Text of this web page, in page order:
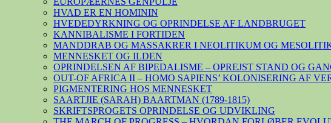
HVAD ER EN HOMININ
HVEDEDYRKNING OG OPRINDELSE AF LANDBRUGET
KANNIBALISME I FORTIDEN
MANDDRAB OG MASSAKRER I NEOLITIKUM OG
MENNESKET OG ILDEN
OPRINDELSEN AF BIPEDALISME – OPREJST STAND OG
OUT-OF AFRICA II – HOMO SAPIENS’ KOLONISERING AF
PIGMENTERING HOS MENNESKET
SAARTJIE (SARAH) BAARTMAN (1789-1815)
SKRIFTSPROGETS OPRINDELSE OG UDVIKLING